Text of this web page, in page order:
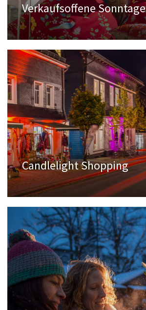
Verkaufsoffene Sonntage
Candlelight Shopping